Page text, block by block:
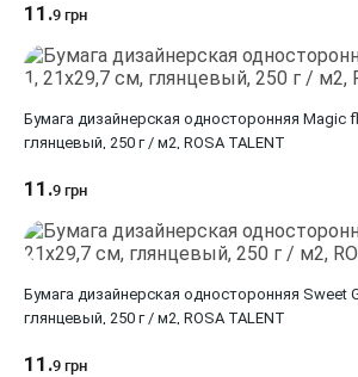
11.9 грн
Бумага дизайнерская односторонняя Magic
глянцевый, 250 г / м2, ROSA TALENT
11.9 грн
Бумага дизайнерская односторонняя Sweet
глянцевый, 250 г / м2, ROSA TALENT
11.9 грн